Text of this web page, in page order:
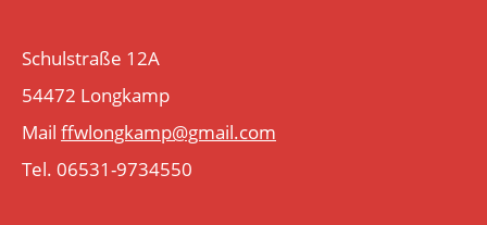
Schulstraße 12A
54472 Longkamp
Mail ffwlongkamp@gmail.com
Tel. 06531-9734550